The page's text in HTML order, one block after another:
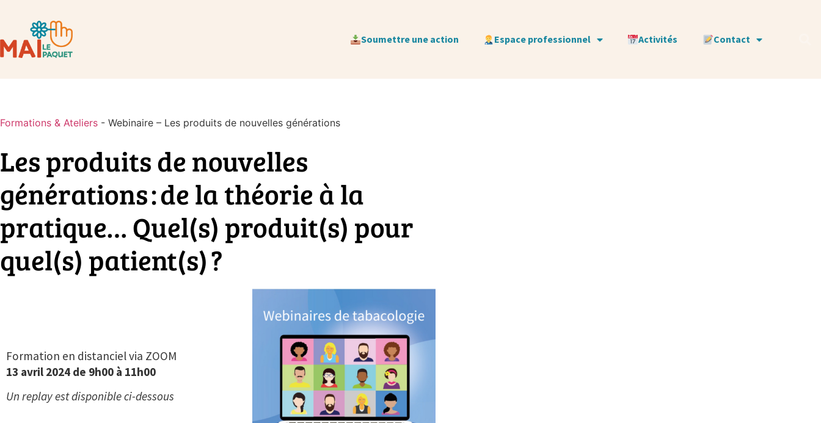
Soumettre une action Espace professionnel Activités Contact
Formations & Ateliers - Webinaire – Les produits de nouvelles générations
Les produits de nouvelles
générations : de la théorie à la
pratique… Quel(s) produit(s) pour
quel(s) patient(s) ?
Formation en distanciel via ZOOM
13 avril 2024 de 9h00 à 11h00
Un replay est disponible ci-dessous